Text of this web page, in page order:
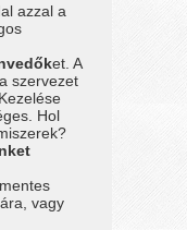
azzal a
et. A
a szervezet
Hol
vagy